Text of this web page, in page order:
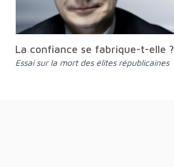
La confiance se fabrique-t-elle ?
Essai sur la mort des élites républicaines